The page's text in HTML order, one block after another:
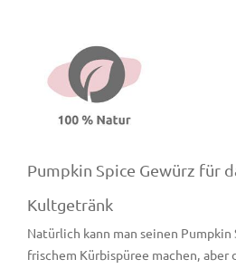
Pumpkin Spice Gewürz für
Kultgetränk
Natürlich kann man seinen
frischem Kürbispüree machen, aber